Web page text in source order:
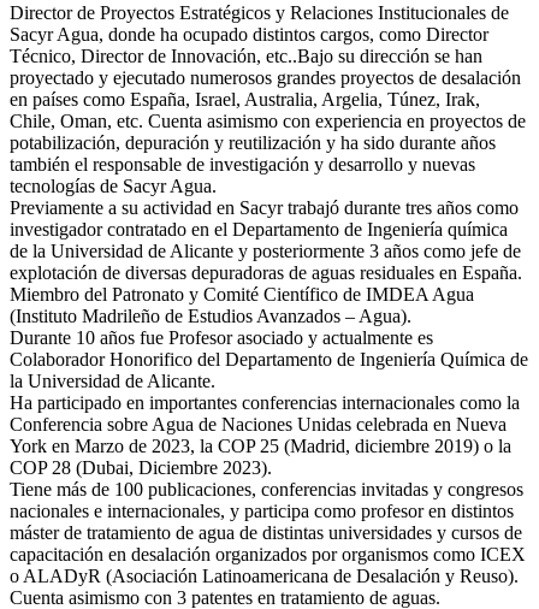
Director de Proyectos Estratégicos y Relaciones Institucionales de
Sacyr Agua, donde ha ocupado distintos cargos, como Director
Técnico, Director de Innovación, etc..Bajo su dirección se han
proyectado y ejecutado numerosos grandes proyectos de desalación
en países como España, Israel, Australia, Argelia, Túnez, Irak,
Chile, Oman, etc. Cuenta asimismo con experiencia en proyectos de
potabilización, depuración y reutilización y ha sido durante años
también el responsable de investigación y desarrollo y nuevas
tecnologías de Sacyr Agua.
Previamente a su actividad en Sacyr trabajó durante tres años como
investigador contratado en el Departamento de Ingeniería química
de la Universidad de Alicante y posteriormente 3 años como jefe de
explotación de diversas depuradoras de aguas residuales en España.
Miembro del Patronato y Comité Científico de IMDEA Agua
(Instituto Madrileño de Estudios Avanzados – Agua).
Durante 10 años fue Profesor asociado y actualmente es
Colaborador Honorifico del Departamento de Ingeniería Química de
la Universidad de Alicante.
Ha participado en importantes conferencias internacionales como la
Conferencia sobre Agua de Naciones Unidas celebrada en Nueva
York en Marzo de 2023, la COP 25 (Madrid, diciembre 2019) o la
COP 28 (Dubai, Diciembre 2023).
Tiene más de 100 publicaciones, conferencias invitadas y congresos
nacionales e internacionales, y participa como profesor en distintos
máster de tratamiento de agua de distintas universidades y cursos de
capacitación en desalación organizados por organismos como ICEX
o ALADyR (Asociación Latinoamericana de Desalación y Reuso).
Cuenta asimismo con 3 patentes en tratamiento de aguas.